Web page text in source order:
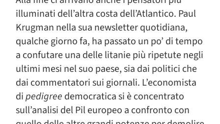
illuminati dell’altra costa dell’Atlantico. Paul
Krugman nella sua newsletter quotidiana,
qualche giorno fa, ha passato un po’ di tempo
a confutare una delle litanie più ripetute negli
ultimi mesi nel suo paese, sia dai politici che
dai commentatori sui giornali. L’economista
dipedigree democratica si è concentrato
sull’analisi del Pil europeo a confronto con